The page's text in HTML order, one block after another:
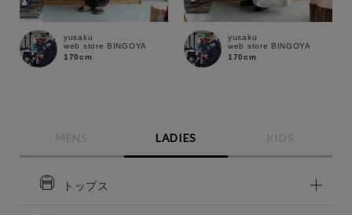
yusaku
web store BINGOYA
170cm
yusaku
web store BINGOYA
170cm
MENS LADIES KIDS
トップス